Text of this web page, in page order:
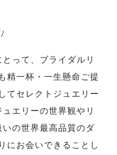
って、ブライダルリ
精一杯・一生懸命ご提
てセレクトジュエリー
エリーの世界観やリ
の世界最高品質のダ
にお会いできることし